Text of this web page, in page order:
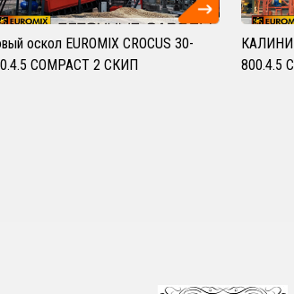
оскол EUROMIX CROCUS 30-
COMPACT 2 СКИП
800.4.5